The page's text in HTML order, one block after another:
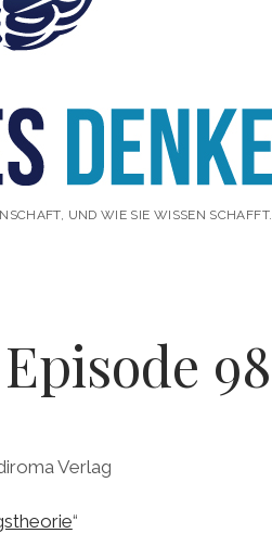
UND WIE SIE WISSEN SCHAFFT.
98
Verlag
“